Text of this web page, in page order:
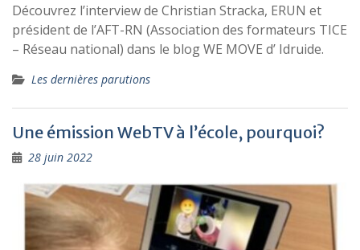
Découvrez l’interview de Christian Stracka, ERUN et
président de l’AFT-RN (Association des formateurs TICE
– Réseau national) dans le blog WE MOVE d’ Idruide.
Les dernières parutions
Une émission WebTV à l’école, pourquoi?
28 juin 2022